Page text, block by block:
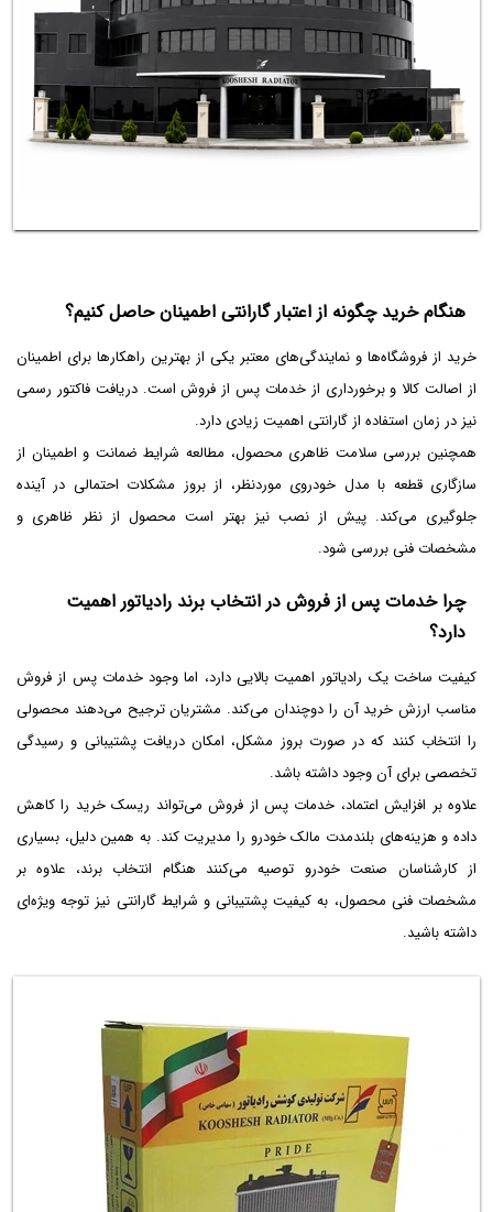
هنگام خرید چگونه از اعتبار گارانتی اطمینان حاصل کنیم؟
خرید از فروشگاه‌ها و نمایندگی‌های معتبر یکی از بهترین راهکارها برای اطمینان
از اصالت کالا و برخورداری از خدمات پس از فروش است. دریافت فاکتور رسمی
نیز در زمان استفاده از گارانتی اهمیت زیادی دارد.
همچنین بررسی سلامت ظاهری محصول، مطالعه شرایط ضمانت و اطمینان از
سازگاری قطعه با مدل خودروی موردنظر، از بروز مشکلات احتمالی در آینده
جلوگیری می‌کند. پیش از نصب نیز بهتر است محصول از نظر ظاهری و
مشخصات فنی بررسی شود.
چرا خدمات پس از فروش در انتخاب برند رادیاتور اهمیت
دارد؟
کیفیت ساخت یک رادیاتور اهمیت بالایی دارد، اما وجود خدمات پس از فروش
مناسب ارزش خرید آن را دوچندان می‌کند. مشتریان ترجیح می‌دهند محصولی
را انتخاب کنند که در صورت بروز مشکل، امکان دریافت پشتیبانی و رسیدگی
تخصصی برای آن وجود داشته باشد.
علاوه بر افزایش اعتماد، خدمات پس از فروش می‌تواند ریسک خرید را کاهش
داده و هزینه‌های بلندمدت مالک خودرو را مدیریت کند. به همین دلیل، بسیاری
از کارشناسان صنعت خودرو توصیه می‌کنند هنگام انتخاب برند، علاوه بر
مشخصات فنی محصول، به کیفیت پشتیبانی و شرایط گارانتی نیز توجه ویژه‌ای
داشته باشید.